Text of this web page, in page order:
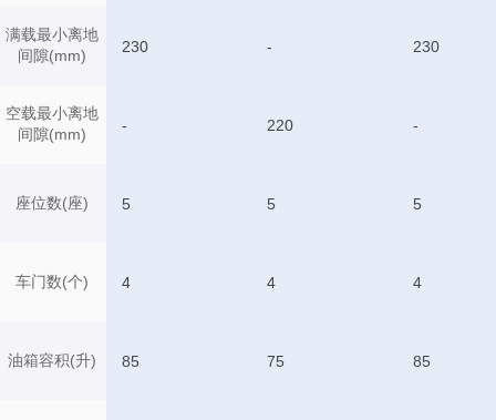
满载最小离地
间隙(mm)
空载最小离地
间隙(mm)
座位数(座)
车门数(个)
油箱容积(升)
230 - 230
- 220 -
5 5 5
4 4 4
85 75 85